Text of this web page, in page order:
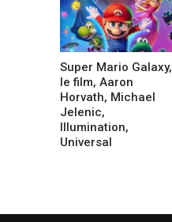
Super Mario Galaxy,
le film, Aaron
Horvath, Michael
Jelenic,
Illumination,
Universal